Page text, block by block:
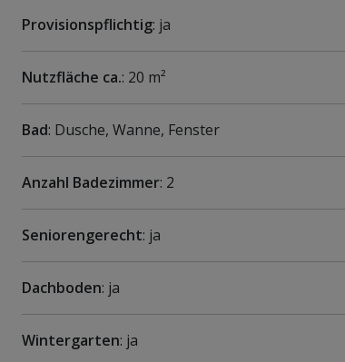
Provisionspflichtig: ja
Nutzfläche ca.: 20 m²
Bad: Dusche, Wanne, Fenster
Anzahl Badezimmer: 2
Seniorengerecht: ja
Dachboden: ja
Wintergarten: ja